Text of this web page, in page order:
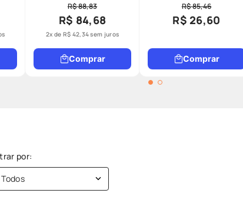
R$ 88,83
R$ 84,68
2x de R$ 42,34sem juros
Comprar
R$ 85,46
R$ 26,60
Comprar
Todos